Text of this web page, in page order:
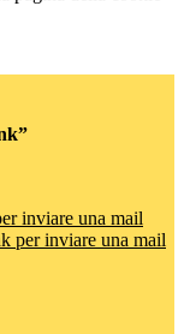
inviare una mail
per inviare una mail